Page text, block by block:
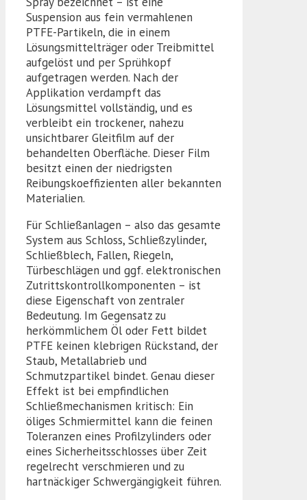
Suspension aus fein vermahlenen
PTFE-Partikeln, die in einem
Lösungsmittelträger oder Treibmittel
aufgelöst und per Sprühkopf
aufgetragen werden. Nach der
Applikation verdampft das
Lösungsmittel vollständig, und es
verbleibt ein trockener, nahezu
unsichtbarer Gleitfilm auf der
behandelten Oberfläche. Dieser Film
besitzt einen der niedrigsten
Reibungskoeffizienten aller bekannten
Materialien.
Für Schließanlagen – also das gesamte
System aus Schloss, Schließzylinder,
Schließblech, Fallen, Riegeln,
Türbeschlägen und ggf. elektronischen
Zutrittskontrollkomponenten – ist
diese Eigenschaft von zentraler
Bedeutung. Im Gegensatz zu
herkömmlichem Öl oder Fett bildet
PTFE keinen klebrigen Rückstand, der
Staub, Metallabrieb und
Schmutzpartikel bindet. Genau dieser
Effekt ist bei empfindlichen
Schließmechanismen kritisch: Ein
öliges Schmiermittel kann die feinen
Toleranzen eines Profilzylinders oder
eines Sicherheitsschlosses über Zeit
regelrecht verschmieren und zu
hartnäckiger Schwergängigkeit führen.